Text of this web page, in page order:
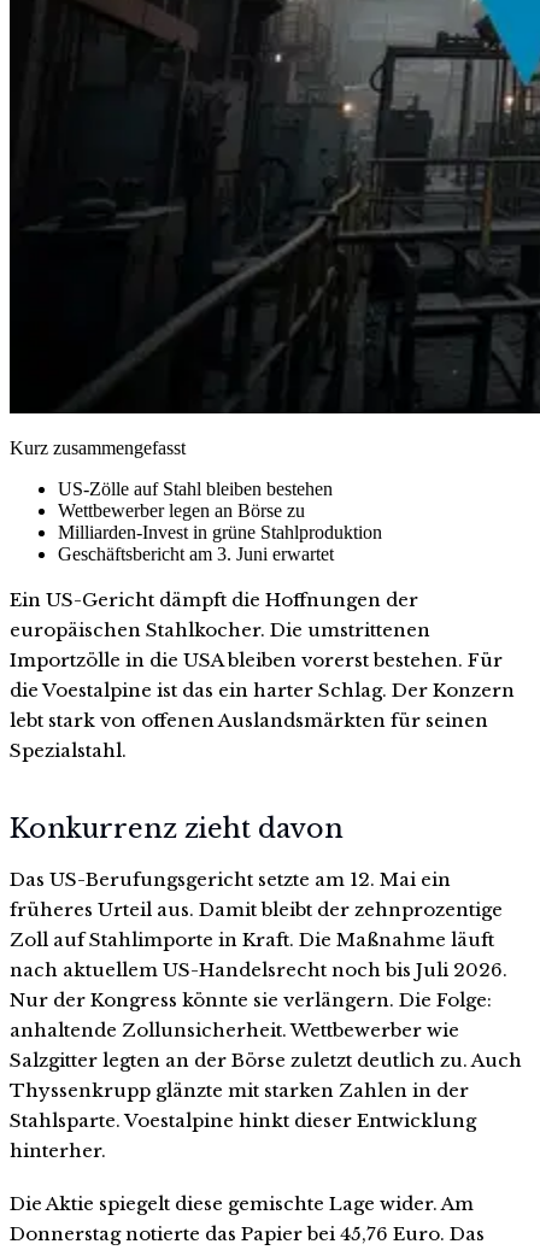
Kurz zusammengefasst
US-Zölle auf Stahl bleiben bestehen
Wettbewerber legen an Börse zu
Milliarden-Invest in grüne Stahlproduktion
Geschäftsbericht am 3. Juni erwartet
Ein US-Gericht dämpft die Hoffnungen der
europäischen Stahlkocher. Die umstrittenen
Importzölle in die USA bleiben vorerst bestehen. Für
die Voestalpine ist das ein harter Schlag. Der Konzern
lebt stark von offenen Auslandsmärkten für seinen
Spezialstahl.
Konkurrenz zieht davon
Das US-Berufungsgericht setzte am 12. Mai ein
früheres Urteil aus. Damit bleibt der zehnprozentige
Zoll auf Stahlimporte in Kraft. Die Maßnahme läuft
nach aktuellem US-Handelsrecht noch bis Juli 2026.
Nur der Kongress könnte sie verlängern. Die Folge:
anhaltende Zollunsicherheit. Wettbewerber wie
Salzgitter legten an der Börse zuletzt deutlich zu. Auch
Thyssenkrupp glänzte mit starken Zahlen in der
Stahlsparte. Voestalpine hinkt dieser Entwicklung
hinterher.
Die Aktie spiegelt diese gemischte Lage wider. Am
Donnerstag notierte das Papier bei 45,76 Euro. Das